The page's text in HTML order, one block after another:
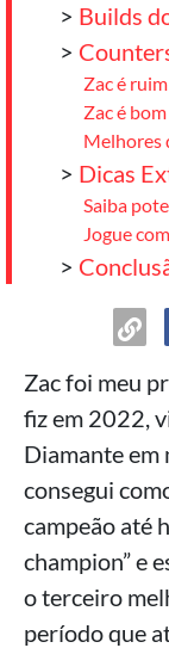
> Builds
>
Zac é
Zac é
Melhores
> Dicas
Saiba
Jogue
>
Zac foi meu
fiz em 2022,
Diamante em
consegui
campeão até
champion” e
o terceiro
período que